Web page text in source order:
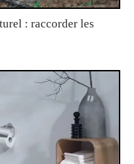
: raccorder les